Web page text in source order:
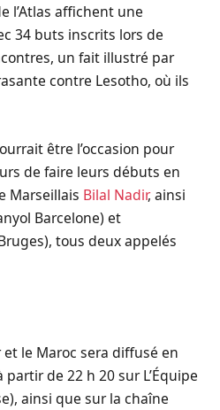
l’Atlas affichent une
34 buts inscrits lors de
un fait illustré par
contre Lesotho, où ils
être l’occasion pour
de faire leurs débuts en
Marseillais Bilal Nadir, ainsi
Barcelone) et
tous deux appelés
le Maroc sera diffusé en
de 22 h 20 sur L’Équipe
ainsi que sur la chaîne